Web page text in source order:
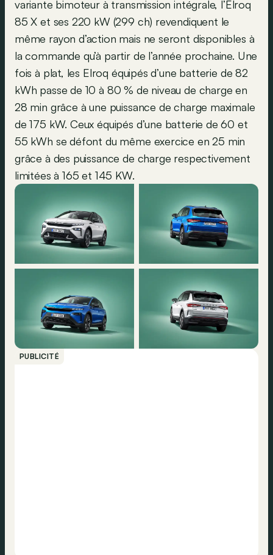
variante bimoteur à transmission intégrale, l’Elroq
85 X et ses 220 kW (299 ch) revendiquent le
même rayon d’action mais ne seront disponibles à
la commande qu’à partir de l’année prochaine. Une
fois à plat, les Elroq équipés d’une batterie de 82
kWh passe de 10 à 80 % de niveau de charge en
28 min grâce à une puissance de charge maximale
de 175 kW. Ceux équipés d’une batterie de 60 et
55 kWh se défont du même exercice en 25 min
grâce à des puissance de charge respectivement
limitées à 165 et 145 KW.
PUBLICITÉ